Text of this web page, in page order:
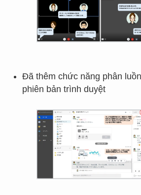
Đã thêm chức năng phân
phiên bản trình duyệt